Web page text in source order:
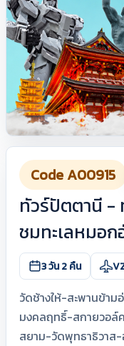
Code A00915
ทัวร์ปัตตานี -
ชมทะเลหมอก
3 วัน 2 คืน
วัดช้างให้-สะพานข้า
มงคลฤทธิ์-สกายวอล์
สยาม-วัดพุทธาธิวาส